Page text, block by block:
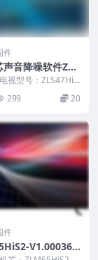
件
音降噪软件ZLS
刷机电视固
视型号：ZLS47HiS
299 20
件
V1.00036